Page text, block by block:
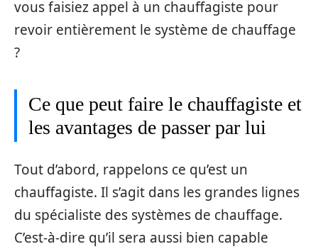
vous faisiez appel à un chauffagiste pour
revoir entièrement le système de chauffage
?
Ce que peut faire le chauffagiste et
les avantages de passer par lui
Tout d’abord, rappelons ce qu’est un
chauffagiste. Il s’agit dans les grandes lignes
du spécialiste des systèmes de chauffage.
C’est-à-dire qu’il sera aussi bien capable